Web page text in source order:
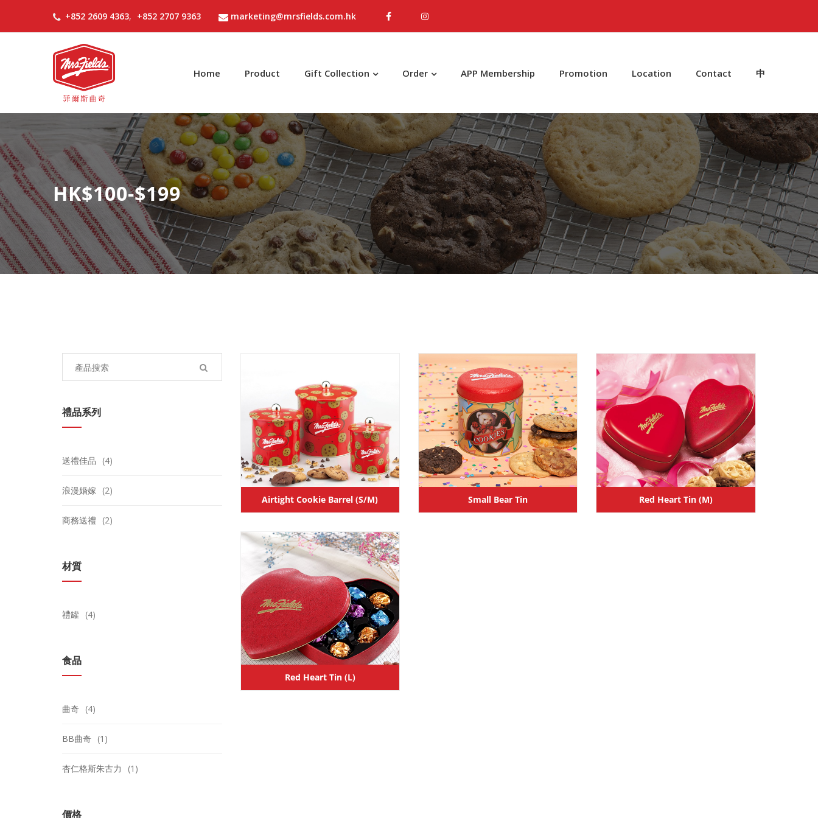
+852 2609 4363, +852 2707 9363 marketing@mrsfields.com.hk
Home Product Gift Collection Order APP Membership Promotion Location Contact 中
HK$100-$199
禮品系列
送禮佳品 (4)
浪漫婚嫁 (2)
商務送禮 (2)
材質
禮罐 (4)
食品
曲奇 (4)
BB曲奇 (1)
杏仁格斯朱古力 (1)
價格
Airtight Cookie Barrel (S/M) Small Bear Tin Red Heart Tin (M)
Red Heart Tin (L)